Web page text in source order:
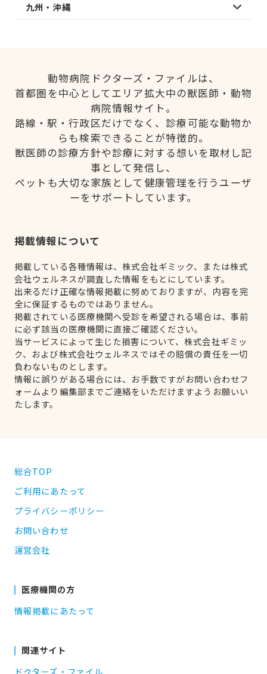
九州・沖縄
動物病院ドクターズ・ファイルは、
首都圏を中心としてエリア拡大中の獣医師・動物
病院情報サイト。
路線・駅・行政区だけでなく、診療可能な動物か
らも検索できることが特徴的。
獣医師の診療方針や診療に対する想いを取材し記
事として発信し、
ペットも大切な家族として健康管理を行うユーザ
ーをサポートしています。
掲載情報について
掲載している各種情報は、株式会社ギミック、または株式
会社ウェルネスが調査した情報をもとにしています。
出来るだけ正確な情報掲載に努めておりますが、内容を完
全に保証するものではありません。
掲載されている医療機関へ受診を希望される場合は、事前
に必ず該当の医療機関に直接ご確認ください。
当サービスによって生じた損害について、株式会社ギミッ
ク、および株式会社ウェルネスではその賠償の責任を一切
負わないものとします。
情報に誤りがある場合には、お手数ですがお問い合わせフ
ォームより編集部までご連絡をいただけますようお願いい
たします。
総合TOP
ご利用にあたって
プライバシーポリシー
お問い合わせ
運営会社
医療機関の方
情報掲載にあたって
関連サイト
ドクターズ・ファイル